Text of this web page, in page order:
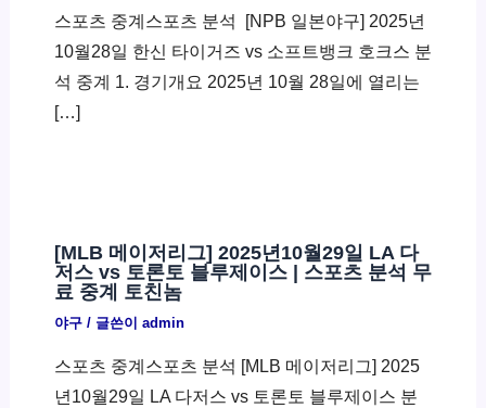
스포츠 중계스포츠 분석 ​ [NPB 일본야구] 2025년
10월28일 한신 타이거즈 vs 소프트뱅크 호크스 분
석 중계 1. 경기개요 2025년 10월 28일에 열리는
[…]
[MLB 메이저리그] 2025년10월29일 LA 다
저스 vs 토론토 블루제이스 | 스포츠 분석 무
료 중계 토친놈
야구/ 글쓴이 admin
스포츠 중계스포츠 분석 [MLB 메이저리그] 2025
년10월29일 LA 다저스 vs 토론토 블루제이스 분